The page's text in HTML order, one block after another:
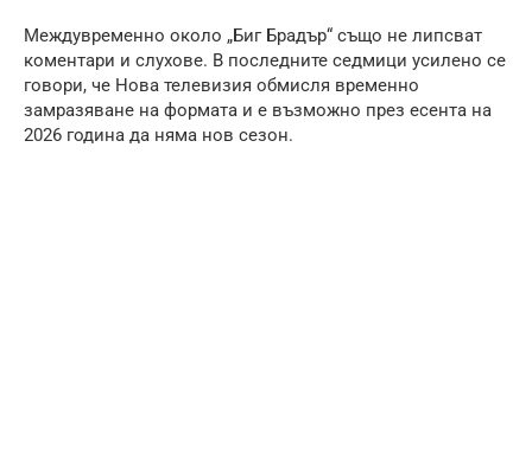
Междувременно около „Биг Брадър“ също не липсват
коментари и слухове. В последните седмици усилено се
говори, че Нова телевизия обмисля временно
замразяване на формата и е възможно през есента на
2026 година да няма нов сезон.